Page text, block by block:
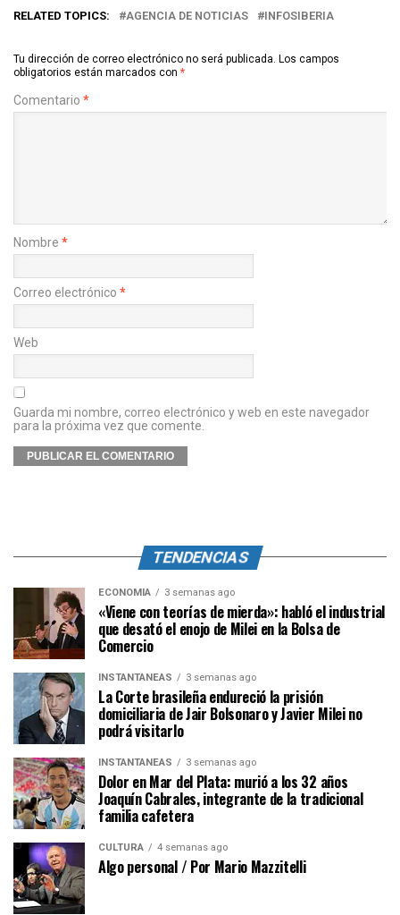
RELATED TOPICS: AGENCIA DE NOTICIAS INFOSIBERIA
Tu dirección de correo electrónico no será publicada. Los campos
obligatorios están marcados con *
Comentario *
Nombre *
Correo electrónico *
Web
Guarda mi nombre, correo electrónico y web en este navegador
para la próxima vez que comente.
TENDENCIAS
ECONOMÍA 3 semanas ago
«Viene con teorías de mierda»: habló el industrial
que desató el enojo de Milei en la Bolsa de
Comercio
INSTANTÁNEAS 3 semanas ago
La Corte brasileña endureció la prisión
domiciliaria de Jair Bolsonaro y Javier Milei no
podrá visitarlo
INSTANTÁNEAS 3 semanas ago
Dolor en Mar del Plata: murió a los 32 años
Joaquín Cabrales, integrante de la tradicional
familia cafetera
CULTURA 4 semanas ago
Algo personal / Por Mario Mazzitelli